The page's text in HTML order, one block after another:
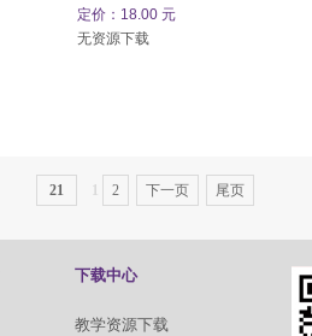
定价：18.00 元
无资源下载
21 2 下一页 尾页
下载中心
教学资源下载